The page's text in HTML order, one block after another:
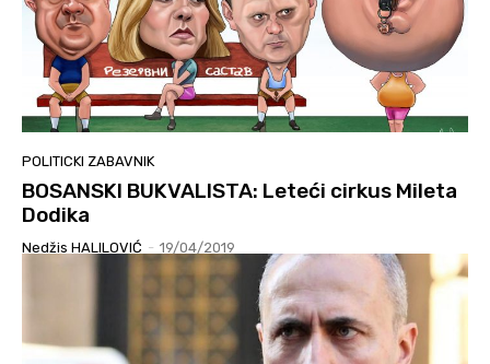
POLITICKI ZABAVNIK
BOSANSKI BUKVALISTA: Leteći cirkus Mileta
Dodika
Nedžis HALILOVIĆ - 19/04/2019